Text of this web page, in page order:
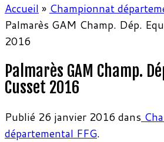
Accueil » Championnat
Palmarès GAM Champ. Dép.
2016
Palmarès GAM Champ.
Cusset 2016
Publié 26 janvier 2016 dans
départemental FFG.